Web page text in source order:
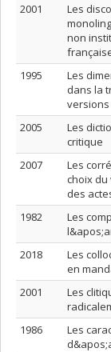
2001
Les
non
1995
Les
dans la
versions
2005
Les
critique
2007
Les
choix du
des
1982
Les
2018
Les
en
2001
Les
1986
Les